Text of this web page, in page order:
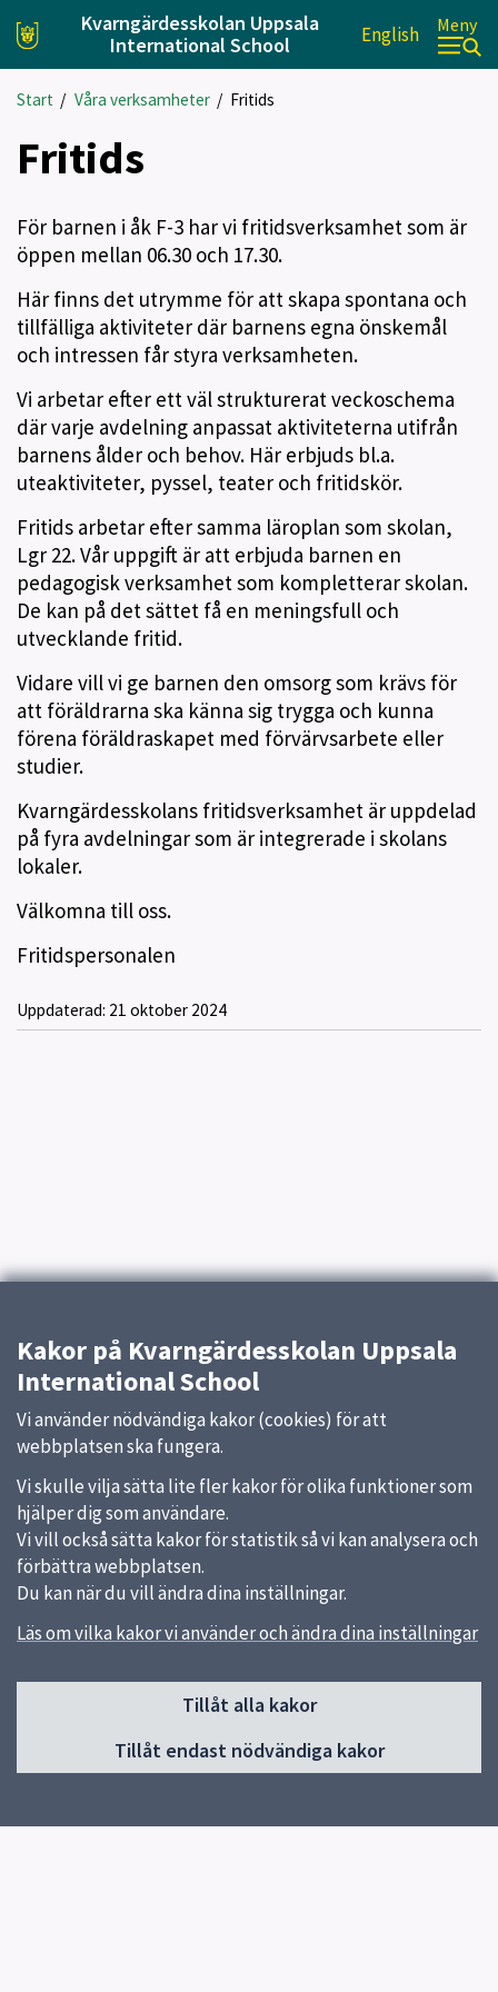
Kvarngärdesskolan Uppsala
International School
English Meny
Start / Våra verksamheter/ Fritids
Fritids
För barnen i åk F-3 har vi fritidsverksamhet som är
öppen mellan 06.30 och 17.30.
Här finns det utrymme för att skapa spontana och
tillfälliga aktiviteter där barnens egna önskemål
och intressen får styra verksamheten.
Vi arbetar efter ett väl strukturerat veckoschema
där varje avdelning anpassat aktiviteterna utifrån
barnens ålder och behov. Här erbjuds bl.a.
uteaktiviteter, pyssel, teater och fritidskör.
Fritids arbetar efter samma läroplan som skolan,
Lgr 22. Vår uppgift är att erbjuda barnen en
pedagogisk verksamhet som kompletterar skolan.
De kan på det sättet få en meningsfull och
utvecklande fritid.
Vidare vill vi ge barnen den omsorg som krävs för
att föräldrarna ska känna sig trygga och kunna
förena föräldraskapet med förvärvsarbete eller
studier.
Kvarngärdesskolans fritidsverksamhet är uppdelad
på fyra avdelningar som är integrerade i skolans
lokaler.
Välkomna till oss.
Fritidspersonalen
Uppdaterad: 21 oktober 2024
Kakor på Kvarngärdesskolan Uppsala
International School
Vi använder nödvändiga kakor (cookies) för att
webbplatsen ska fungera.
Vi skulle vilja sätta lite fler kakor för olika funktioner som
hjälper dig som användare.
Vi vill också sätta kakor för statistik så vi kan analysera och
förbättra webbplatsen.
Du kan när du vill ändra dina inställningar.
Läs om vilka kakor vi använder och ändra dina inställningar
Tillåt alla kakor
Tillåt endast nödvändiga kakor